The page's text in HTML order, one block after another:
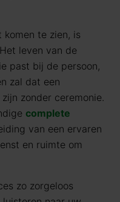
te zien, is
leven van de
past bij de persoon,
zal dat een
zijn zonder ceremonie.
complete
van een ervaren
en ruimte om
zo zorgeloos